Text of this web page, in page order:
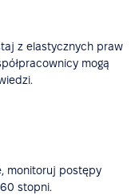
z elastycznych praw
mogą
monitoruj postępy
stopni.